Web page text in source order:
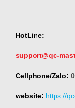
HotLine:
support@qc-
Cellphone/Zalo:
website: https://